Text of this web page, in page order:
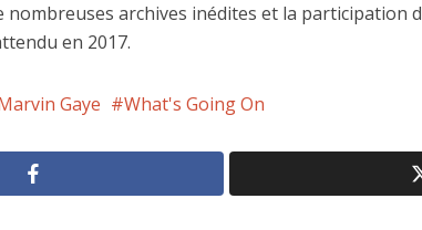
nombreuses archives inédites et la participation
en 2017.
Gaye What's Going On